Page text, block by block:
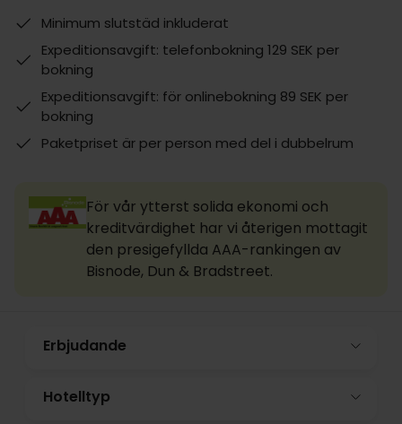
Minimum slutstäd inkluderat
Expeditionsavgift: telefonbokning 129 SEK per
bokning
Expeditionsavgift: för onlinebokning 89 SEK per
bokning
Paketpriset är per person med del i dubbelrum
För vår ytterst solida ekonomi och
kreditvärdighet har vi återigen mottagit
den presigefyllda AAA-rankingen av
Bisnode, Dun & Bradstreet.
Erbjudande
Hotelltyp